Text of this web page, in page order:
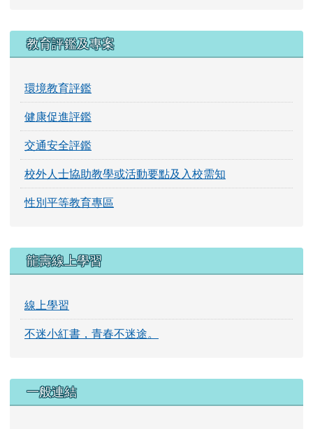
龍壽線上學習
線上學習
不迷小紅書，青春不迷途。
一般連結
學習扶助科技化評量
學生學習網站
右邊區域內容
教導處重要公告
桃園市立龍壽國民小學定期評量命題及審題實施要點